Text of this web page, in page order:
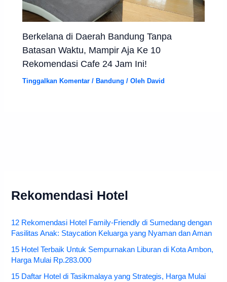
Berkelana di Daerah Bandung Tanpa
Batasan Waktu, Mampir Aja Ke 10
Rekomendasi Cafe 24 Jam Ini!
Tinggalkan Komentar / Bandung / Oleh David
Rekomendasi Hotel
12 Rekomendasi Hotel Family-Friendly di Sumedang dengan
Fasilitas Anak: Staycation Keluarga yang Nyaman dan Aman
15 Hotel Terbaik Untuk Sempurnakan Liburan di Kota Ambon,
Harga Mulai Rp.283.000
15 Daftar Hotel di Tasikmalaya yang Strategis, Harga Mulai